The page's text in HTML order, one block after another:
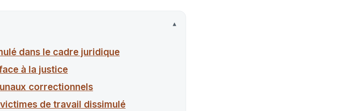
dans le cadre juridique
à la justice
correctionnels
de travail dissimulé